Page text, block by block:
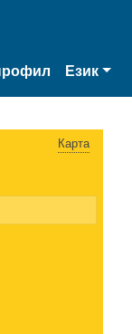
Език
Карта